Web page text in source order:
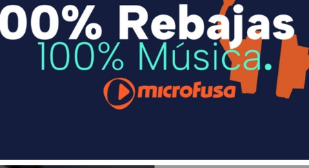
Divide en 3 sin coste o hasta en 18 meses
Sequra